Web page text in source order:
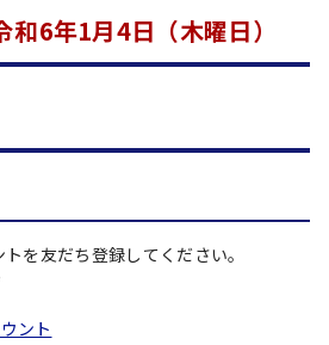
和6年1月4日（木曜日）
を友だち登録してください。
ント